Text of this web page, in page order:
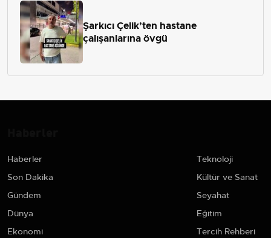
Şarkıcı Çelik’ten hastane
çalışanlarına övgü
Haberler
Son Dakika
Gündem
Dünya
Ekonomi
Teknoloji
Kültür ve Sanat
Seyahat
Eğitim
Tercih Rehberi